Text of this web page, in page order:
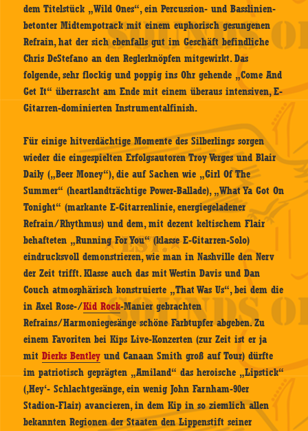
dem Titelstück „Wild Ones“, ein Percussion- und Basslinien-
betonter Midtempotrack mit einem euphorisch gesungenen
Refrain, hat der sich ebenfalls gut im Geschäft befindliche
Chris DeStefano an den Reglerknöpfen mitgewirkt. Das
folgende, sehr flockig und poppig ins Ohr gehende „Come And
Get It“ überrascht am Ende mit einem überaus intensiven, E-
Gitarren-dominierten Instrumentalfinish.
Für einige hitverdächtige Momente des Silberlings sorgen
wieder die eingespielten Erfolgsautoren Troy Verges und Blair
Daily („Beer Money“), die auf Sachen wie „Girl Of The
Summer“ (heartlandträchtige Power-Ballade), „What Ya Got On
Tonight“ (markante E-Gitarrenlinie, energiegeladener
Refrain/Rhythmus) und dem, mit dezent keltischem Flair
behafteten „Running For You“ (klasse E-Gitarren-Solo)
eindrucksvoll demonstrieren, wie man in Nashville den Nerv
der Zeit trifft. Klasse auch das mit Westin Davis und Dan
Couch atmosphärisch konstruierte „That Was Us“, bei dem die
in Axel Rose-/Kid Rock-Manier gebrachten
Refrains/Harmoniegesänge schöne Farbtupfer abgeben. Zu
einem Favoriten bei Kips Live-Konzerten (zur Zeit ist er ja
mitDierks Bentley und Canaan Smith groß auf Tour) dürfte
im patriotisch geprägten „Amiland“ das heroische „Lipstick“
(‚Hey‘- Schlachtgesänge, ein wenig John Farnham-90er
Stadion-Flair) avancieren, in dem Kip in so ziemlich allen
bekannten Regionen der Staaten den Lippenstift seiner